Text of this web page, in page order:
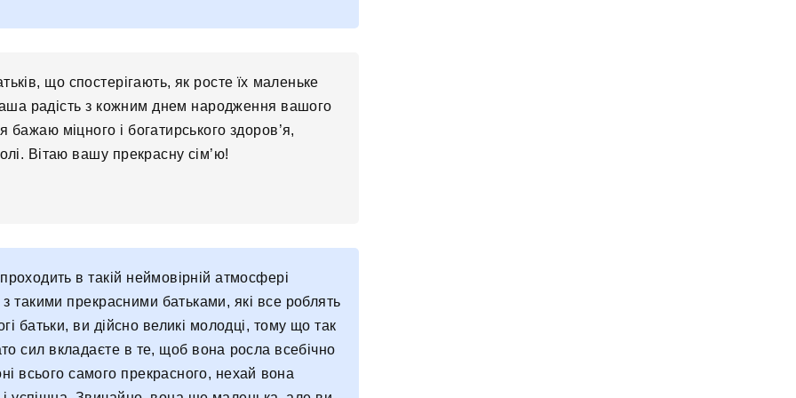
що спостерігають, як росте їх маленьке
радість з кожним днем ​​народження вашого
міцного і богатирського здоров’я,
Вітаю вашу прекрасну сім’ю!
в такій неймовірній атмосфері
такими прекрасними батьками, які все роблять
батьки, ви дійсно великі молодці, тому що так
сил вкладаєте в те, щоб вона росла всебічно
всього самого прекрасного, нехай вона